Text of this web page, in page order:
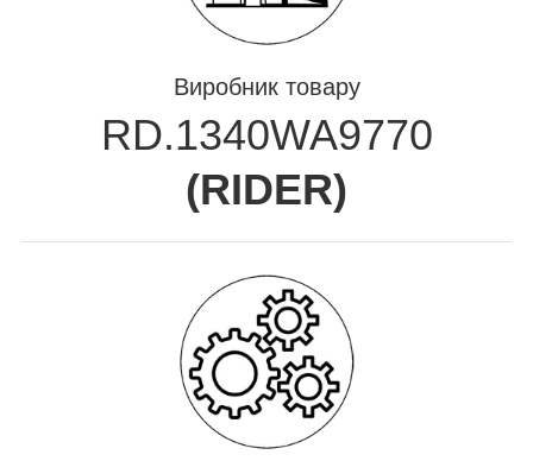
Виробник товару
RD.1340WA9770
(RIDER)